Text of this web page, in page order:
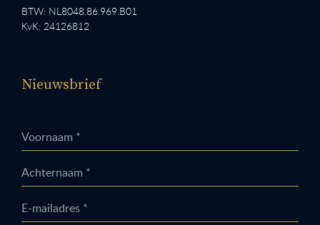
BTW: NL8048.86.969.B01
KvK: 24126812
Nieuwsbrief
Voornaam *
Achternaam *
E-mailadres *